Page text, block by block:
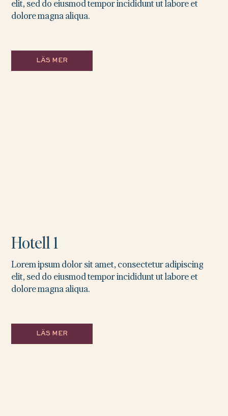
LÄS MER
elit, sed do eiusmod tempor incididunt ut labore et
dolore magna aliqua.
LÄS MER
Hotell 1
Lorem ipsum dolor sit amet, consectetur adipiscing
elit, sed do eiusmod tempor incididunt ut labore et
dolore magna aliqua.